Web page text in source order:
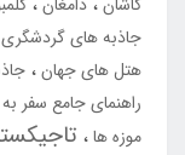
جاذبه های گردشگری
هتل های جهان
راهنمای جامع سفر
موزه ها